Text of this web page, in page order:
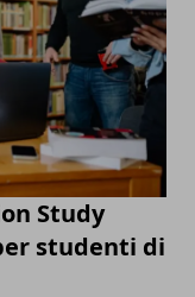
Study
studenti di